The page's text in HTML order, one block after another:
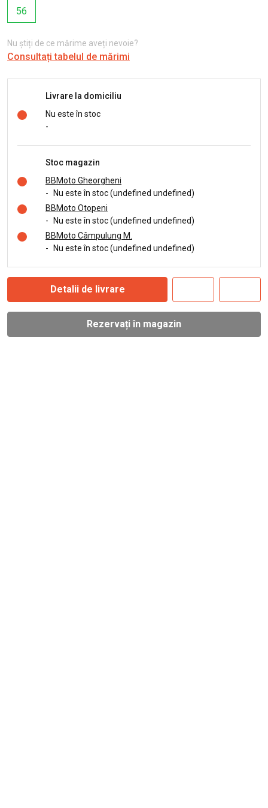
56
Nu știți de ce mărime aveți nevoie?
Consultați tabelul de mărimi
Livrare la domiciliu
Nu este în stoc
-
Stoc magazin
BBMoto Gheorgheni
-
Nu este în stoc (undefined undefined)
BBMoto Otopeni
-
Nu este în stoc (undefined undefined)
BBMoto Câmpulung M.
-
Nu este în stoc (undefined undefined)
Detalii de livrare
Rezervați în magazin